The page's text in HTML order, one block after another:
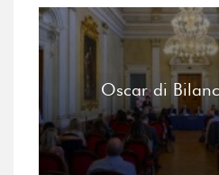
Oscar di